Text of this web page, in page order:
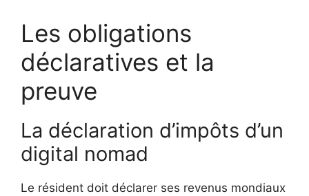
Les obligations
déclaratives et la
preuve
La déclaration d’impôts d’un
digital nomad
Le résident doit déclarer ses revenus mondiaux